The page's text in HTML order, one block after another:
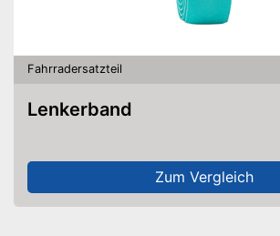
Fahrradersatzteil
Lenkerband
Zum Vergleich